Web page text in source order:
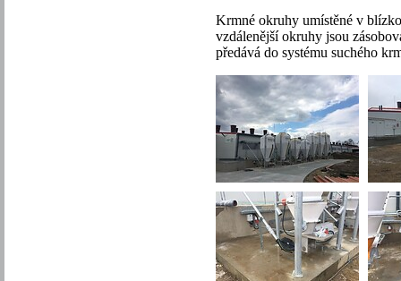
Krmné okruhy umístěné v
vzdálenější okruhy jsou
předává do systému suchého